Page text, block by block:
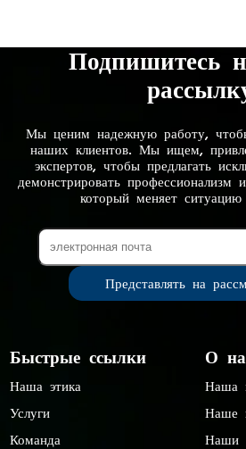
Подпишитесь
Мы ценим надежную работу,
наших клиентов. Мы ищем,
экспертов, чтобы предлагать
демонстрировать
который меняет
Быстрые ссылки
Наша этика
Услуги
Команда
О
Наша
Наше
Наши